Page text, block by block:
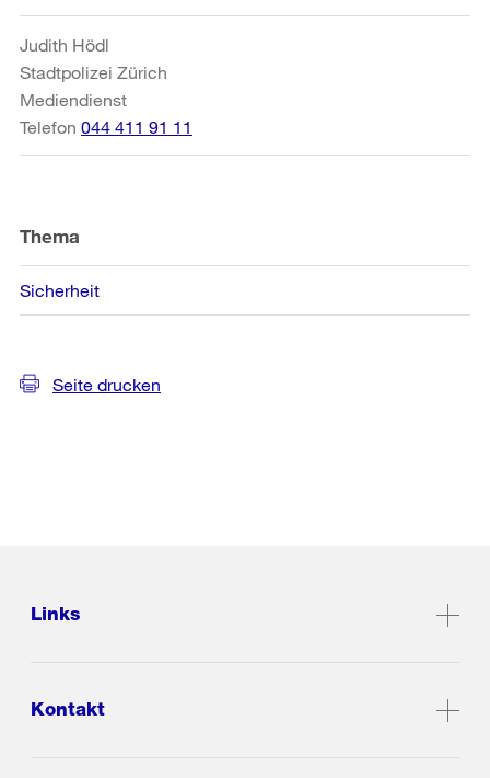
Informationen
Judith Hödl
Stadtpolizei Zürich
Mediendienst
Telefon 044 411 91 11
Thema
Sicherheit
Seite drucken
Links
Kontakt